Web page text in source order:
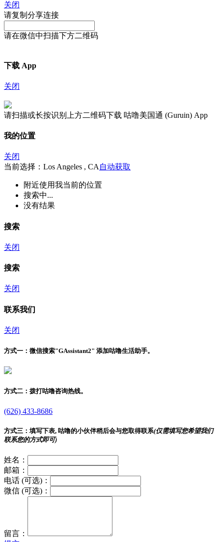
关闭
请复制分享连接
请在微信中扫描下方二维码
下载 App
关闭
请扫描或长按识别上方二维码下载 咕噜美国通 (Guruin) App
我的位置
关闭
当前选择：Los Angeles , CA 自动获取
附近使用我当前的位置
搜索中...
没有结果
搜索
关闭
搜索
关闭
联系我们
关闭
方式一： 微信搜索"GAssistant2" 添加咕噜生活助手。
方式二： 拨打咕噜咨询热线。
(626) 433-8686
方式三： 填写下表, 咕噜的小伙伴稍后会与您取得联系(仅需填写您希望我们
联系您的方式即可)
姓名：
邮箱：
电话 (可选)：
微信 (可选)：
留言：